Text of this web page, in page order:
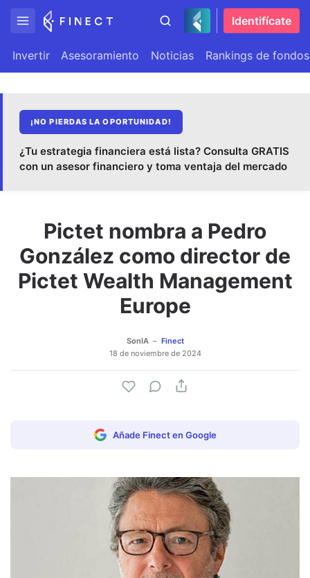
Identifícate
Invertir Asesoramiento Noticias Rankings de fondos
¡NO PIERDAS LA OPORTUNIDAD!
¿Tu estrategia financiera está lista? Consulta GRATIS
con un asesor financiero y toma ventaja del mercado
Pictet nombra a Pedro
González como director de
Pictet Wealth Management
Europe
SonIA
Finect
18 de noviembre de 2024
Añade Finect en Google